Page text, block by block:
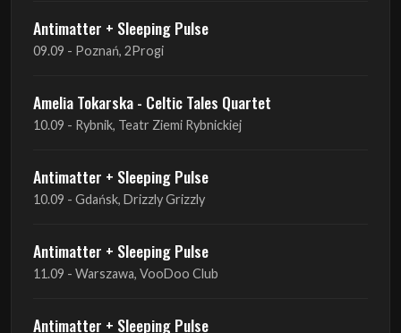
Antimatter + Sleeping Pulse
09.09 - Poznań, 2Progi
Amelia Tokarska - Celtic Tales Quartet
10.09 - Rybnik, Teatr Ziemi Rybnickiej
Antimatter + Sleeping Pulse
10.09 - Gdańsk, Drizzly Grizzly
Antimatter + Sleeping Pulse
11.09 - Warszawa, VooDoo Club
Antimatter + Sleeping Pulse